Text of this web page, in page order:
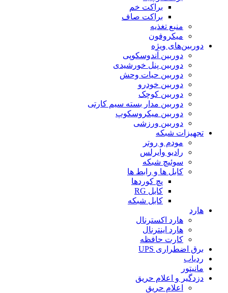
براکت خم
براکت صاف
منبع تغذیه
میکروفون
دوربین‌های ویژه
دوربین آندوسکوپی
دوربین پنل خورشیدی
دوربین حیات وحش
دوربین خودرو
دوربین کوچک
دوربین مدار بسته سیم کارتی
دوربین میکروسکوپ
دوربین ورزشی
تجهیزات شبکه
مودم و روتر
رادیو وایرلس
سوئیچ شبکه
کابل ها و رابط ها
پچ کوردها
کابل RG
کابل شبکه
هارد
هارد اکسترنال
هارد اینترنال
کارت حافظه
برق اضطراری UPS
ردیاب
مانیتور
دزدگیر و اعلام حریق
اعلام حریق